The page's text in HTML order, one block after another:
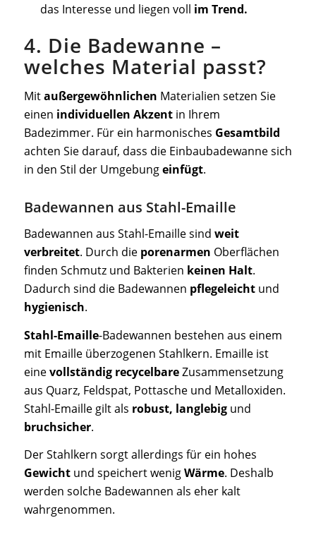
das Interesse und liegen voll im Trend.
4. Die Badewanne –
welches Material passt?
Mitaußergewöhnlichen Materialien setzen Sie
einen individuellen Akzentin Ihrem
Badezimmer. Für ein harmonisches Gesamtbild
achten Sie darauf, dass die Einbaubadewanne sich
in den Stil der Umgebungeinfügt.
Badewannen aus Stahl-Emaille
Badewannen aus Stahl-Emaille sind weit
verbreitet. Durch die porenarmen Oberflächen
finden Schmutz und Bakterien keinen Halt.
Dadurch sind die Badewannen pflegeleicht und
hygienisch.
Stahl-Emaille-Badewannen bestehen aus einem
mit Emaille überzogenen Stahlkern. Emaille ist
einevollständig recycelbareZusammensetzung
aus Quarz, Feldspat, Pottasche und Metalloxiden.
Stahl-Emaille gilt als robust, langlebigund
bruchsicher.
Der Stahlkern sorgt allerdings für ein hohes
Gewichtund speichert wenigWärme. Deshalb
werden solche Badewannen als eher kalt
wahrgenommen.